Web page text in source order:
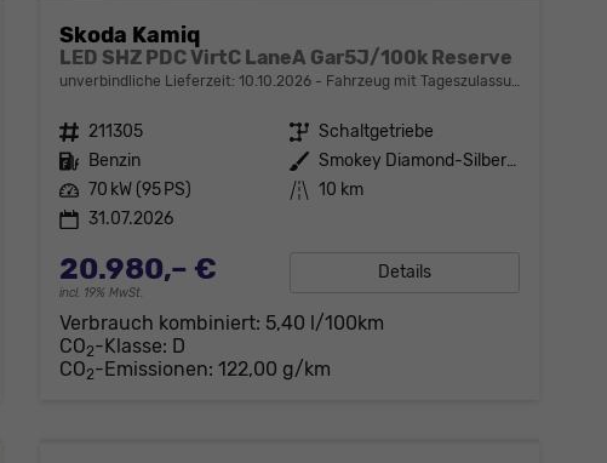
Skoda Kamiq
LED SHZ PDC VirtC LaneA Gar5J/100k Reserve
unverbindliche Lieferzeit: 10.10.2026 Fahrzeug mit Tageszulassung
Fahrzeugnr. 211305 Getriebe Schaltgetriebe
Kraftstoff Benzin Außenfarbe
Smokey Diamond-Silber Metallic
Leistung 70 kW (95 PS) Kilometerstand 10 km
31.07.2026
20.980,– €
incl. 19% MwSt.
Details
Verbrauch kombiniert: 5,40 l/100km
CO2-Klasse: D
CO2-Emissionen: 122,00 g/km